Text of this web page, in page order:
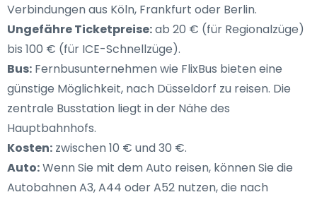
Verbindungen aus Köln, Frankfurt oder Berlin.
Ungefähre Ticketpreise:ab 20 € (für Regionalzüge)
bis 100 € (für ICE-Schnellzüge).
Bus: Fernbusunternehmen wie FlixBus bieten eine
günstige Möglichkeit, nach Düsseldorf zu reisen. Die
zentrale Busstation liegt in der Nähe des
Hauptbahnhofs.
Kosten: zwischen 10 € und 30 €.
Auto:Wenn Sie mit dem Auto reisen, können Sie die
Autobahnen A3, A44 oder A52 nutzen, die nach